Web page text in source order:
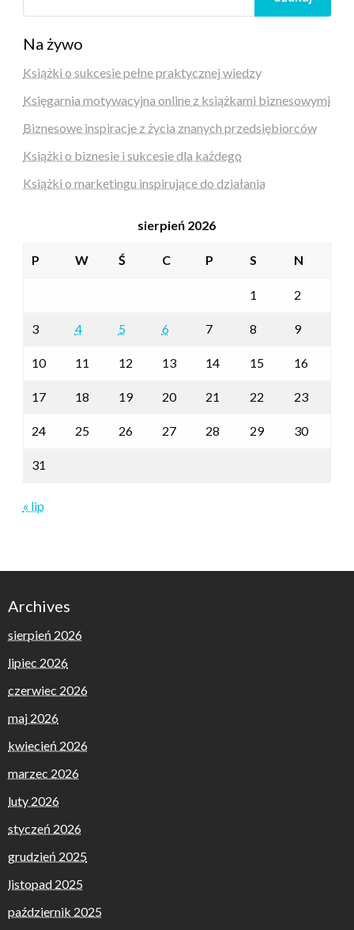
Na żywo
Książki o sukcesie pełne praktycznej wiedzy
Księgarnia motywacyjna online z książkami biznesowymi
Biznesowe inspiracje z życia znanych przedsiębiorców
Książki o biznesie i sukcesie dla każdego
Książki o marketingu inspirujące do działania
sierpień 2026
P W Ś C P S N
1 2
3 4 5 6 7 8 9
10 11 12 13 14 15 16
17 18 19 20 21 22 23
24 25 26 27 28 29 30
31
« lip
Archives
sierpień 2026
lipiec 2026
czerwiec 2026
maj 2026
kwiecień 2026
marzec 2026
luty 2026
styczeń 2026
grudzień 2025
listopad 2025
październik 2025